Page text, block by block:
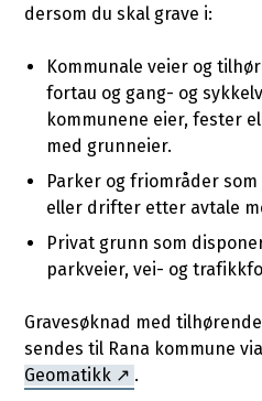
dersom du skal grave i:
Kommunale veier og
fortau og gang- og
kommunene eier, fester
med grunneier.
Parker og friområder
eller drifter etter avtale
Privat grunn som
parkveier, vei- og
Gravesøknad med
sendes til Rana kommune via
Geomatikk
.